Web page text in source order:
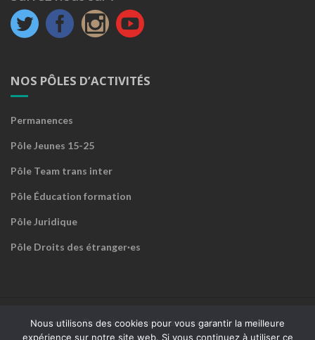
NOS PÔLES D’ACTIVITÉS
Permanences
Pôle Jeunes 15-25
Pôle Team trans inter
Pôle Éducation formation
Pôle Juridique
Pôle Droits des étranger·es
Accueil
Devenir sympathisant·e ou faire un don
Nous utilisons des cookies pour vous garantir la meilleure
expérience sur notre site web. Si vous continuez à utiliser ce